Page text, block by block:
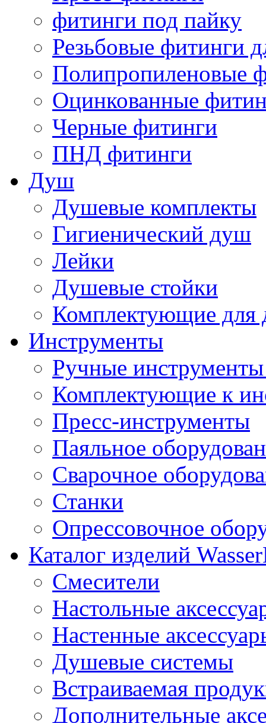
фитинги под пайку
Резьбовые фитинги
Полипропиленовые
Оцинкованные
Черные фитинги
ПНД фитинги
Душ
Душевые комплекты
Гигиенический душ
Лейки
Душевые стойки
Комплектующие для
Инструменты
Ручные
Комплектующие к
Пресс-инструменты
Паяльное
Сварочное
Станки
Опрессовочное
Каталог изделий
Смесители
Настольные
Настенные
Душевые системы
Встраиваемая
Дополнительные